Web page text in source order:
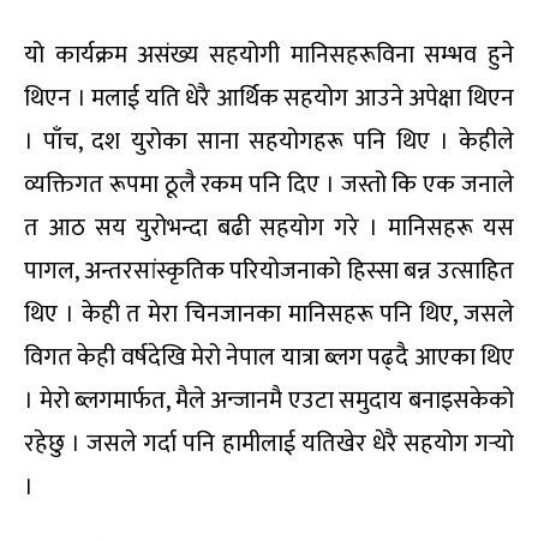
यो कार्यक्रम असंख्य सहयोगी मानिसहरूविना सम्भव हुने
थिएन । मलाई यति धेरै आर्थिक सहयोग आउने अपेक्षा थिएन
। पाँच, दश युरोका साना सहयोगहरू पनि थिए । केहीले
व्यक्तिगत रूपमा ठूलै रकम पनि दिए । जस्तो कि एक जनाले
त आठ सय युरोभन्दा बढी सहयोग गरे । मानिसहरू यस
पागल, अन्तरसांस्कृतिक परियोजनाको हिस्सा बन्न उत्साहित
थिए । केही त मेरा चिनजानका मानिसहरू पनि थिए, जसले
विगत केही वर्षदेखि मेरो नेपाल यात्रा ब्लग पढ्दै आएका थिए
। मेरो ब्लगमार्फत, मैले अन्जानमै एउटा समुदाय बनाइसकेको
रहेछु । जसले गर्दा पनि हामीलाई यतिखेर धेरै सहयोग गर्‍यो
।